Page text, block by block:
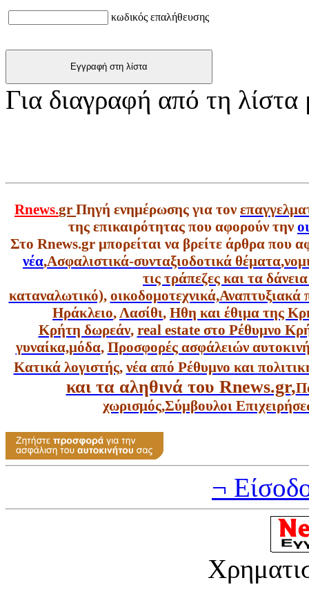
κωδικός επαλήθευσης
Για διαγραφή από τη
Rnews.gr Πηγή ενημέρωσης για τον
της επικαιρότητας που αφορούν την
Στο Rnews.gr μπορείται να βρείτε άρθρα που
νέα,Ασφαλιστικά-συνταξιοδοτικά θέματα,
τις τράπεζες και τα
καταναλωτικό), οικοδομοτεχνικά,Αναπτυξιακά
Ηράκλειο,Λασίθι, Ηθη και έθιμα της
Κρήτη δωρεάν, real estate στο Ρέθυμνο
γυναίκα,μόδα, Προσφορές ασφάλειών
Κατικά λογιστής, νέα από Ρέθυμνο και
και τα αληθινά του Rnews.gr,
χωρισμός,Σύμβουλοι
¬